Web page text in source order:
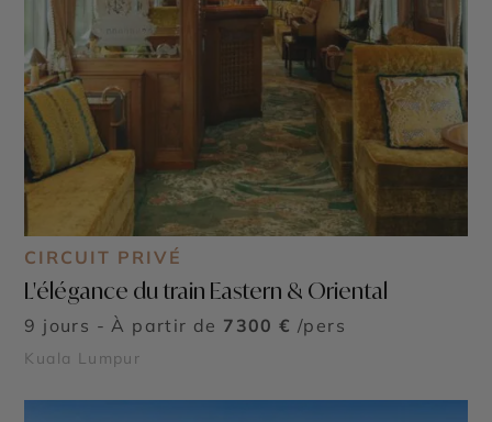
CIRCUIT PRIVÉ
L'élégance du train Eastern & Oriental
9 jours - À partir de 7300 € /pers
Kuala Lumpur